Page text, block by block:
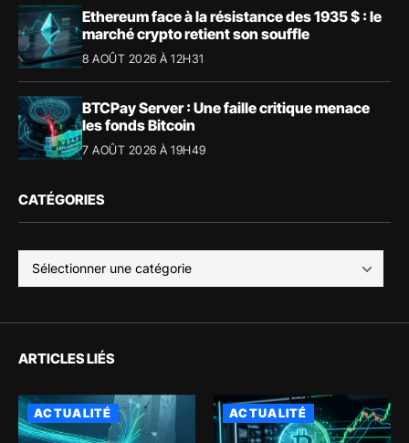
Ethereum face à la résistance des 1935 $ : le
marché crypto retient son souffle
8 AOÛT 2026 À 12H31
BTCPay Server : Une faille critique menace
les fonds Bitcoin
7 AOÛT 2026 À 19H49
CATÉGORIES
ARTICLES LIÉS
ACTUALITÉ ACTUALITÉ